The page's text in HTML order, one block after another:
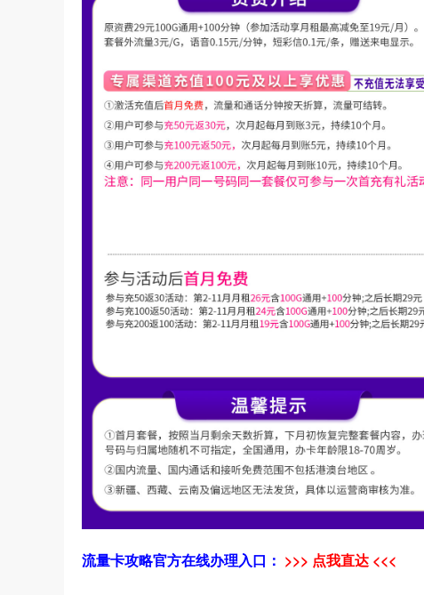
流量卡攻略官方在线办理入口： >>> 点我直达 <<<